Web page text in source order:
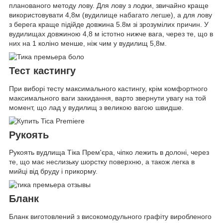
планованого методу лову. Для лову з лодки, звичайно краще
використовувати 4,8м (вудилище набагато легше), а для лову
з берега краще підійде довжина 5.8м зі зрозумілих причин. У
вудилищах довжиною 4,8 м істотно нижче вага, через те, що в
них на 1 коліно менше, ніж чим у вудилищ 5,8м.
Тест кастингу
При виборі тесту максимального кастингу, крім комфортного
максимального ваги закидання, варто звернути увагу на той
момент, що лад у вудилищ з великою вагою швидше.
Рукоять
Рукоять вудлища Тіка Прем'єра, чіпко лежить в долоні, через
те, що має неслизьку шорстку поверхню, а також легка в
мийці від бруду і прикорму.
Бланк
Бланк виготовлений з високомодульного графіту виробленого